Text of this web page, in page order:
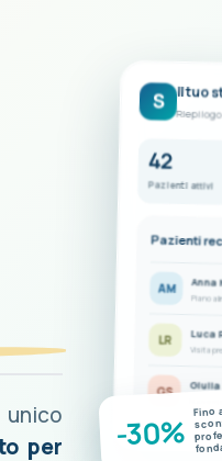
per
S Il tuo
42
Pazienti attivi
Pazienti
AM Anna
Piano
LR Luca
Visita
GS Giulia
Nuove
-30%
Fino